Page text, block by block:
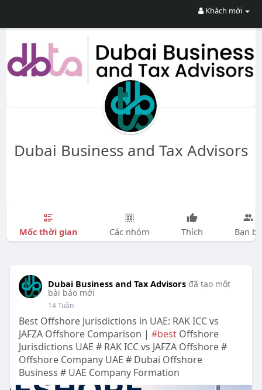
Khách mời
Dubai Business and Tax Advisors
Mốc thời gian Các nhóm Thích Bạn bè
Dubai Business and Tax Advisors đã tạo một
bài báo mới
14 Tuần
Best Offshore Jurisdictions in UAE: RAK ICC vs
JAFZA Offshore Comparison | #bestOffshore
Jurisdictions UAE # RAK ICC vs JAFZA Offshore #
Offshore Company UAE # Dubai Offshore
Business # UAE Company Formation